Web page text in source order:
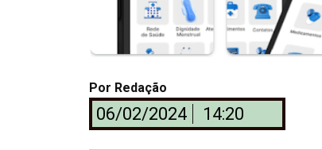
Por Redação
06/02/2024 14:20